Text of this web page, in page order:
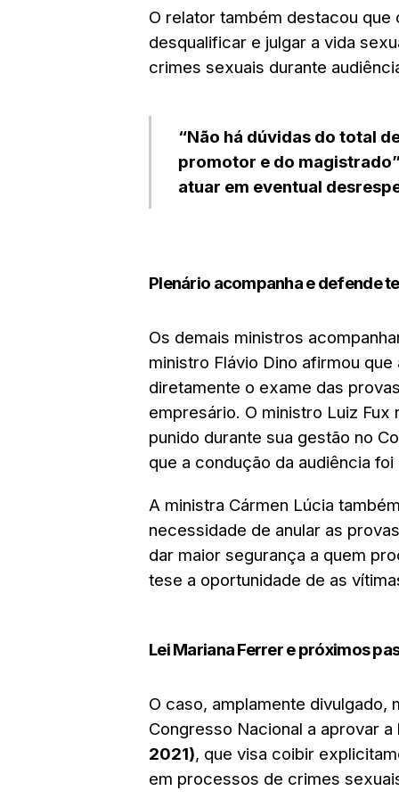
O relator também destacou
desqualificar e julgar a vida
crimes sexuais durante
“Não há dúvidas do total
promotor e do
atuar em eventual
Plenário acompanha e defende
Os demais ministros
ministro Flávio Dino afirmou
diretamente o exame das
empresário. O ministro Luiz
punido durante sua gestão no
que a condução da audiência
A ministra Cármen Lúcia
necessidade de anular as
dar maior segurança a quem
tese a oportunidade de as
Lei Mariana Ferrer e próximos
O caso, amplamente divulgado,
Congresso Nacional a aprovar a
2021), que visa coibir
em processos de crimes